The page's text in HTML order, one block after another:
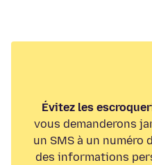
Évitez les
vous demanderons
un SMS à un numéro
des informations